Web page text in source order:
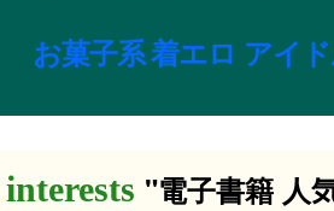
お菓子系 着エロ アイ
"電子書籍 人